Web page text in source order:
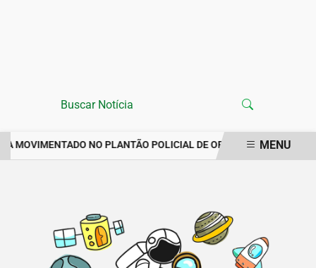
MOVIMENTADO NO PLANTÃO POLICIAL DE ORÓS REGISTRA
MENU